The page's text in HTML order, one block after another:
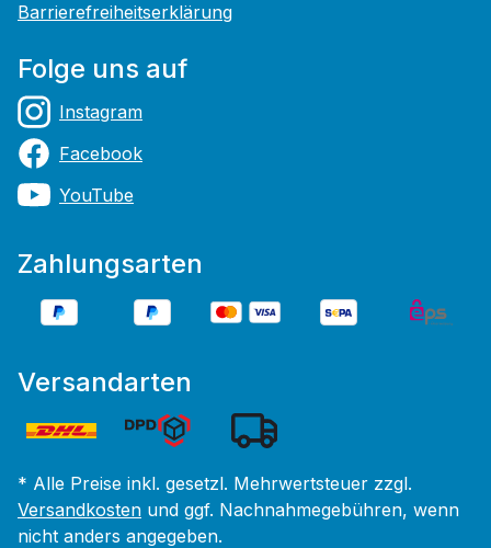
Barrierefreiheitserklärung
Folge uns auf
Instagram
Facebook
YouTube
Zahlungsarten
Versandarten
* Alle Preise inkl. gesetzl. Mehrwertsteuer zzgl.
Versandkosten und ggf. Nachnahmegebühren, wenn
nicht anders angegeben.